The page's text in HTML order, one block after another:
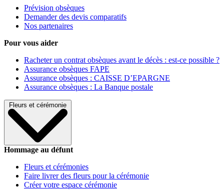
Prévision obsèques
Demander des devis comparatifs
Nos partenaires
Pour vous aider
Racheter un contrat obsèques avant le décès : est-ce possible ?
Assurance obsèques FAPE
Assurance obsèques : CAISSE D’EPARGNE
Assurance obsèques : La Banque postale
Fleurs et cérémonie
Hommage au défunt
Fleurs et cérémonies
Faire livrer des fleurs pour la cérémonie
Créer votre espace cérémonie